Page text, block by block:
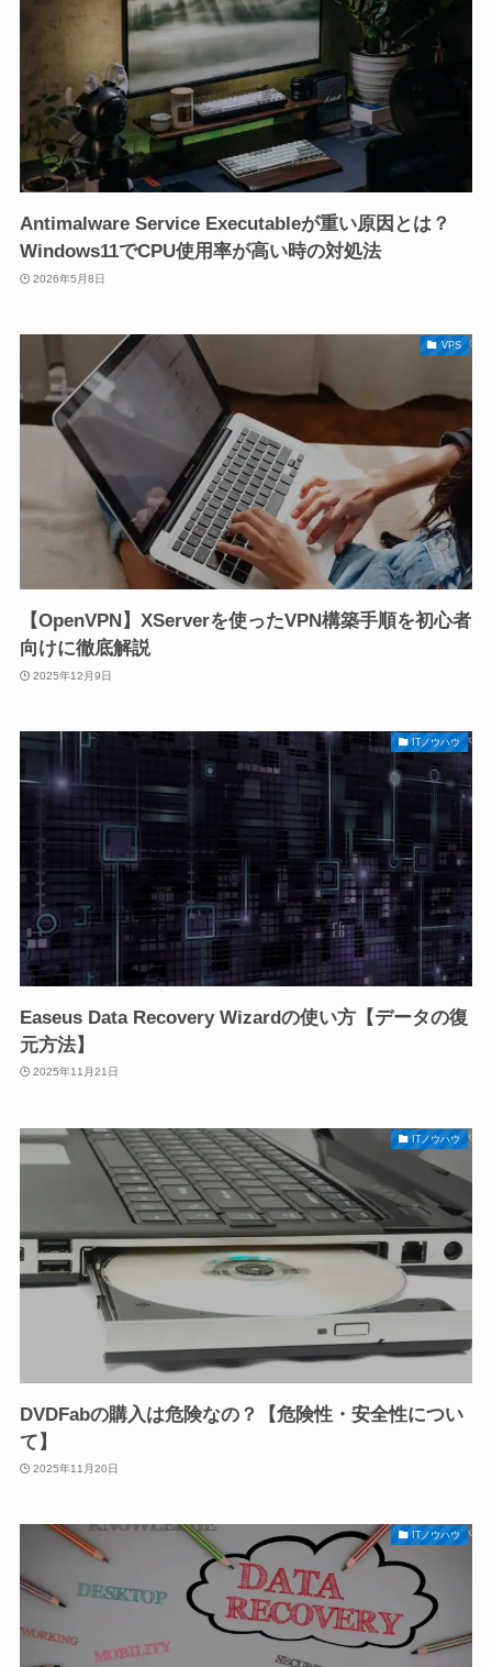
Antimalware Service Executableが重い原因とは？
Windows11でCPU使用率が高い時の対処法
2026年5月8日
VPS
【OpenVPN】XServerを使ったVPN構築手順を初心者
向けに徹底解説
2025年12月9日
ITノウハウ
Easeus Data Recovery Wizardの使い方【データの復
元方法】
2025年11月21日
ITノウハウ
DVDFabの購入は危険なの？【危険性・安全性につい
て】
2025年11月20日
ITノウハウ